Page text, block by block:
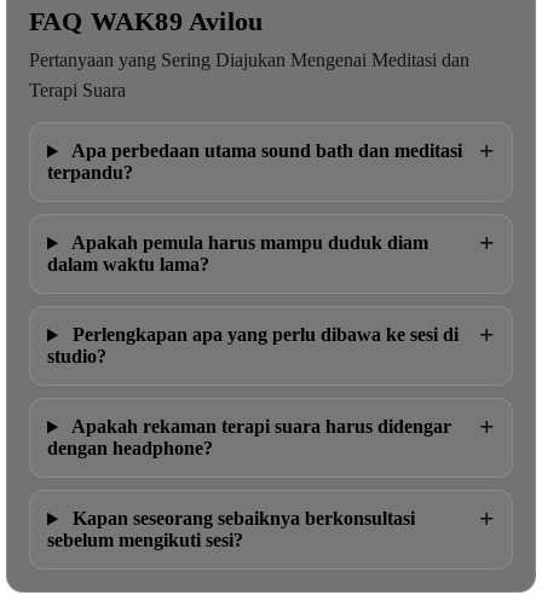
FAQ WAK89 Avilou
Pertanyaan yang Sering Diajukan Mengenai Meditasi dan
Terapi Suara
Apa perbedaan utama sound bath dan meditasi
terpandu?
+
Apakah pemula harus mampu duduk diam
dalam waktu lama?
+
Perlengkapan apa yang perlu dibawa ke sesi di
studio?
+
Apakah rekaman terapi suara harus didengar
dengan headphone?
+
Kapan seseorang sebaiknya berkonsultasi
sebelum mengikuti sesi?
+